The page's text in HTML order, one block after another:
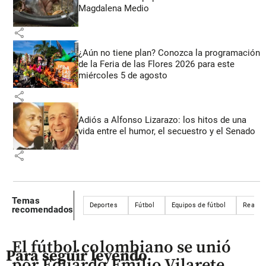
Magdalena Medio
share
¿Aún no tiene plan? Conozca la programación
de la Feria de las Flores 2026 para este
miércoles 5 de agosto
share
Adiós a Alfonso Lizarazo: los hitos de una
vida entre el humor, el secuestro y el Senado
share
Temas
recomendados
Deportes Fútbol Equipos de fútbol Real
Para seguir leyendo
El fútbol colombiano se unió